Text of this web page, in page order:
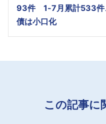
93件 1-7月累計533件
債は小口化
この記事に